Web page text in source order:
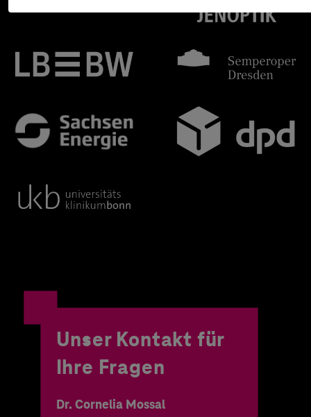
Unser Kontakt für
Ihre Fragen
Dr. Cornelia Mossal